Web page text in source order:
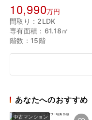
10,990万円
間取り：2LDK
専有面積：61.18㎡
階数：15階
あなたへのおすすめ
中古マンション